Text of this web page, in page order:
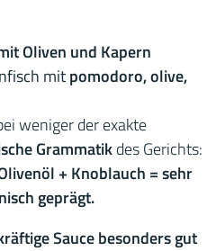
Oliven und Kapern
mitpomodoro, olive,
weniger der exakte
Grammatikdes Gerichts:
+ Knoblauch = sehr
geprägt.
Sauce besonders gut